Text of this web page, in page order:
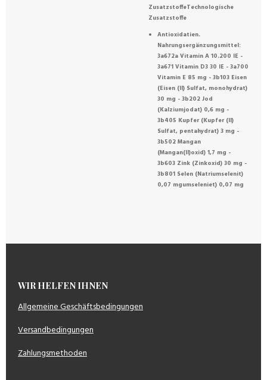
ZusatzstoffeTechnologische
Zusatzstoffe
Antioxidatien.
Nahrungsergänzungsmittel:
3a672a Vitamin A 10.200 IE -
3a671 Vitamin D3 30 IE - 3a700
Vitamin E 85 mg - 3b103 Eisen
(Eisen (II) Sulfat, monohydrat)
30 mg - 3b202 Jod
(Kalziumjodat) 0,6 mg -
3b405 Kupfer (Kupfer (II)
Sulfat, pentahydrat) 3 mg -
3b502 Mangan
(Mangan(II)oxid) 1,7 mg -
3b603 Zink (Zinkoxid) 30 mg -
3b801 Selen (Natriumselenit)
0,07 mgumseleniet) 0,07 mg
WIR HELFEN IHNEN
Allgemeine Geschäftsbedingungen
Versandbedingungen
Zahlungsmethoden